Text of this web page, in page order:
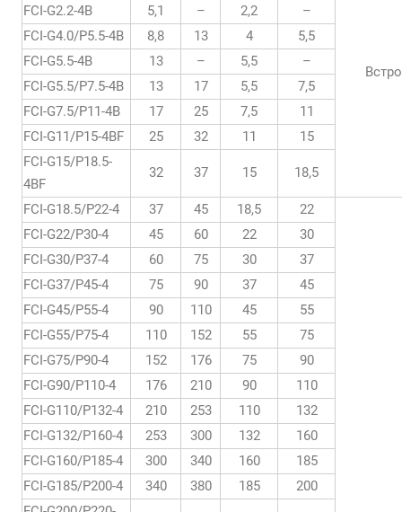
FCI-G2.2-4B
5,1 – 2,2
–
FCI-G4.0/P5.5-4B
8,8 13 4
5,5
FCI-G5.5-4B
13 – 5,5
–
FCI-G5.5/P7.5-4B
13 17 5,5
7,5
FCI-G7.5/P11-4B
17 25 7,5
11
FCI-G11/P15-4BF
25 32 11
15
FCI-G15/P18.5-
4BF
32 37 15 18,5
FCI-G18.5/P22-4 37 45 18,5 22
FCI-G22/P30-4 45 60 22
30
FCI-G30/P37-4
60 75 30
37
FCI-G37/P45-4
75 90 37
45
FCI-G45/P55-4
90 110 45
55
FCI-G55/P75-4
110 152 55
75
FCI-G75/P90-4
152 176 75
90
FCI-G90/P110-4
176 210 90
110
FCI-G110/P132-4
210 253 110
132
FCI-G132/P160-4
253 300 132
160
FCI-G160/P185-4
300 340 160
185
FCI-G185/P200-4
340 380 185
200